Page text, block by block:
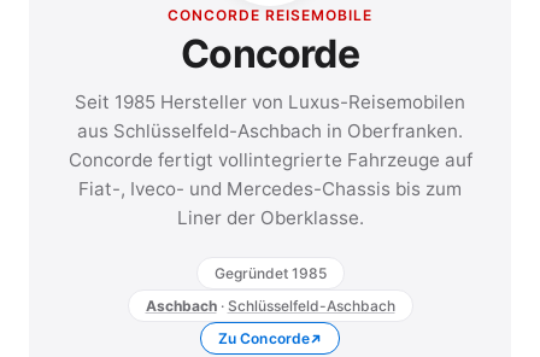
CONCORDE REISEMOBILE
Concorde
Seit 1985 Hersteller von Luxus-Reisemobilen
aus Schlüsselfeld-Aschbach in Oberfranken.
Concorde fertigt vollintegrierte Fahrzeuge auf
Fiat-, Iveco- und Mercedes-Chassis bis zum
Liner der Oberklasse.
Gegründet 1985
Aschbach· Schlüsselfeld-Aschbach
Zu Concorde